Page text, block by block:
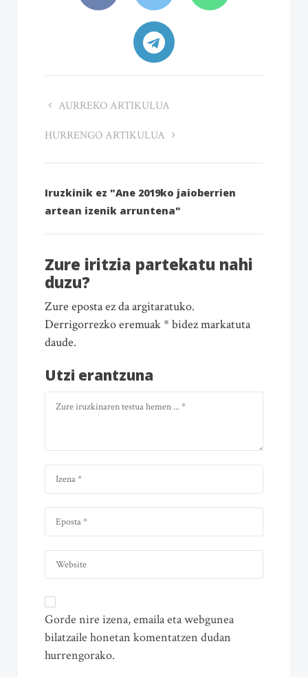
AURREKO ARTIKULUA
HURRENGO ARTIKULUA
Iruzkinik ez "Ane 2019ko jaioberrien
artean izenik arruntena"
Zure iritzia partekatu nahi
duzu?
Zure eposta ez da argitaratuko.
Derrigorrezko eremuak * bidez markatuta
daude.
Utzi erantzuna
Gorde nire izena, emaila eta webgunea
bilatzaile honetan komentatzen dudan
hurrengorako.